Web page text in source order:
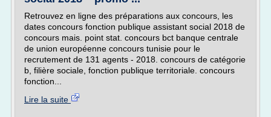
Retrouvez en ligne des préparations aux concours, les
dates concours fonction publique assistant social 2018 de
concours mais. point stat. concours bct banque centrale
de union européenne concours tunisie pour le
recrutement de 131 agents - 2018. concours de catégorie
b, filière sociale, fonction publique territoriale. concours
fonction...
Lire la suite